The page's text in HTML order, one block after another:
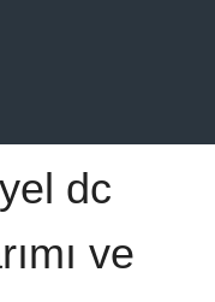
dc
ve